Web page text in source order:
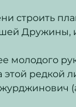
строить
Дружины,
молодого
редкой